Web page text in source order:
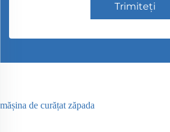
Trimiteți
mășina de curățat zăpada